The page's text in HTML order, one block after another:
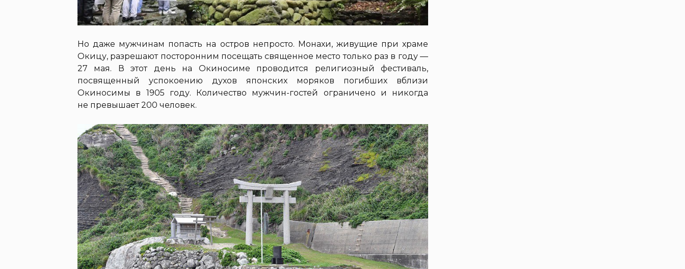
Но даже мужчинам попасть на остров непросто. Монахи, живущие при храме
Окицу, разрешают посторонним посещать священное место только раз в году —
27 мая. В этот день на Окиносиме проводится религиозный фестиваль,
посвященный успокоению духов японских моряков погибших вблизи
Окиносимы в 1905 году. Количество мужчин-гостей ограничено и никогда
не превышает 200 человек.